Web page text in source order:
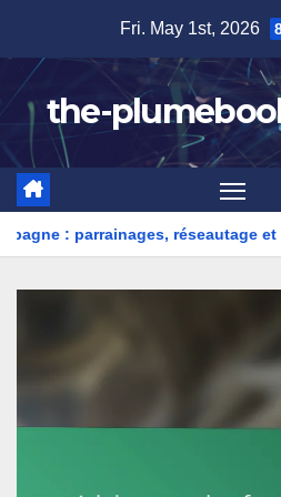
content
Fri. May 1st, 2026
the-
réseautage et visibilité de la